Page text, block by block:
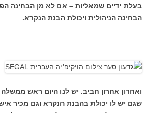
בעלת ידיים שמאליות – אם לא מן הבחינה
הבחינה הניהולית ויכולת הבנת הנקרא.
ואחרון אחרון חביב. יש לנו היום ראש ממשלה ,
שגם יש לו יכולת בהבנת הנקרא וגם מכיר